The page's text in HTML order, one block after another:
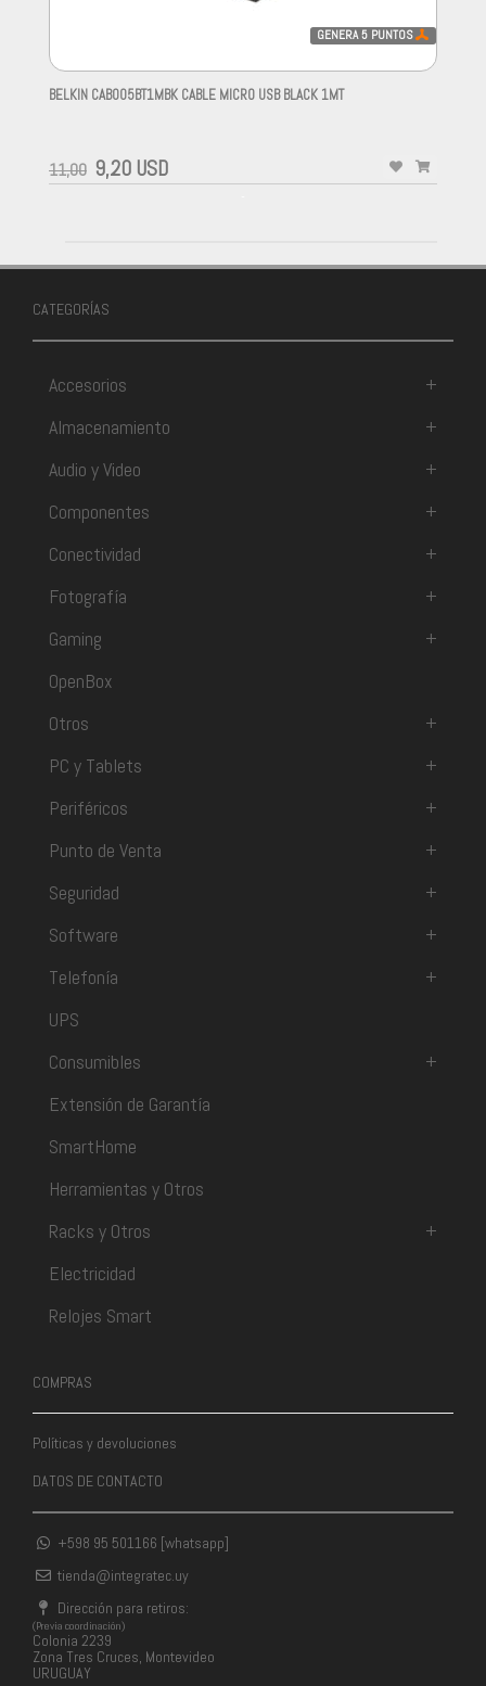
GENERA5 PUNTOS
BELKIN CAB005BT1MBK CABLE MICRO USB BLACK 1MT
11,00 9,20 USD
CATEGORÍAS
Accesorios
+
Almacenamiento
+
Audio y Video
+
Componentes
+
Conectividad
+
Fotografía
+
Gaming
+
OpenBox
Otros
+
PC y Tablets
+
Periféricos
+
Punto de Venta
+
Seguridad
+
Software
+
Telefonía
+
UPS
Consumibles
+
Extensión de Garantía
SmartHome
Herramientas y Otros
Racks y Otros
+
Electricidad
Relojes Smart
COMPRAS
Políticas y devoluciones
DATOS DE CONTACTO
+598 95 501166 [whatsapp]
tienda@integratec.uy
Dirección para retiros:
(Previa coordinación)
Colonia 2239
Zona Tres Cruces, Montevideo
URUGUAY